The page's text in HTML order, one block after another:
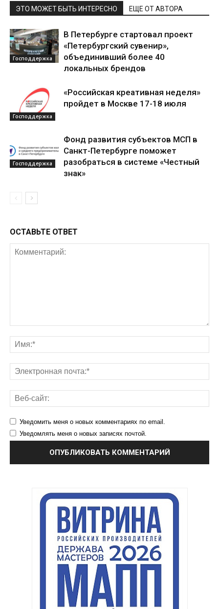
ЭТО МОЖЕТ БЫТЬ ИНТЕРЕСНО ЕЩЕ ОТ АВТОРА
Господдержка
В Петербурге стартовал проект
«Петербургский сувенир»,
объединивший более 40
локальных брендов
Господдержка
«Российская креативная неделя»
пройдет в Москве 17-18 июля
Господдержка
Фонд развития субъектов МСП в
Санкт-Петербурге поможет
разобраться в системе «Честный
знак»
ОСТАВЬТЕ ОТВЕТ
Уведомить меня о новых комментариях по email.
Уведомлять меня о новых записях почтой.